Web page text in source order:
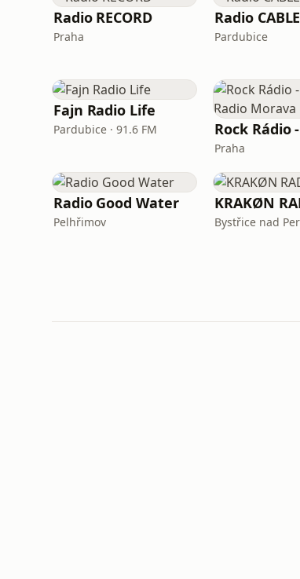
Radio RECORD
Praha
Radio CABLE
Pardubice
Fajn Radio Life
Pardubice · 91.6 FM
Praha
Radio Good Water
Pelhřimov
KRAKØN
Bystřice nad